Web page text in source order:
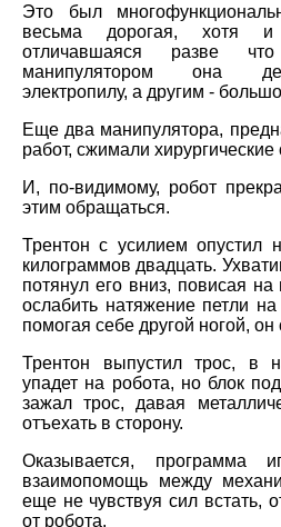
Это был
весьма дорогая, хотя и
отличавшаяся разве
манипулятором она
электропилу, а другим -
Еще два манипулятора,
работ, сжимали хирургические
И, по-видимому, робот
этим обращаться.
Трентон с усилием опустил
килограммов двадцать.
потянул его вниз, повисая
ослабить натяжение петли
помогая себе другой ногой,
Трентон выпустил трос, в
упадет на робота, но блок
зажал трос, давая
отъехать в сторону.
Оказывается, программа
взаимопомощь между
еще не чувствуя сил встать,
от робота.